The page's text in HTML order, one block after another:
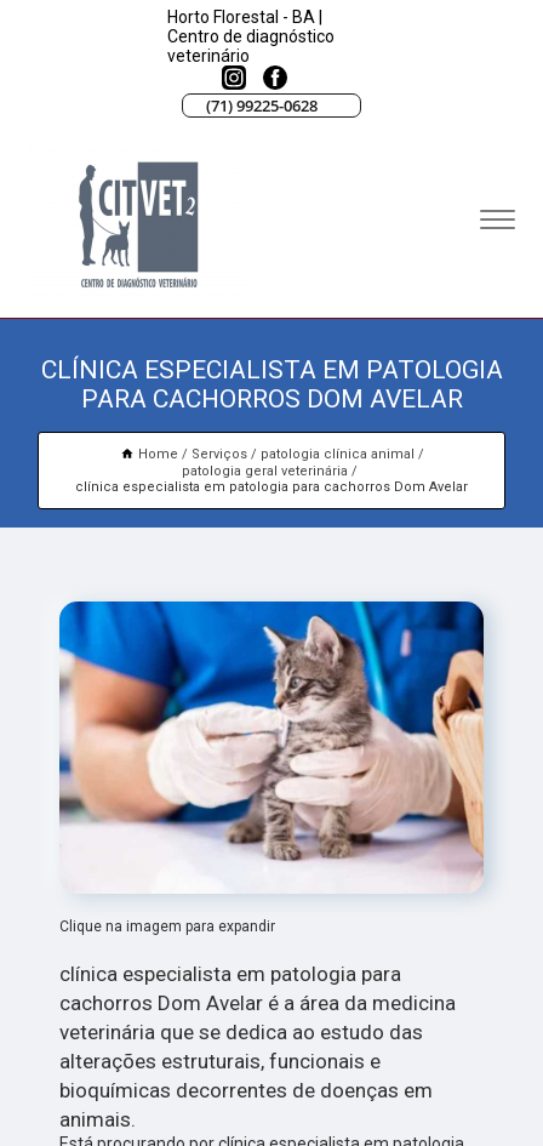
Horto Florestal - BA |
Centro de diagnóstico
veterinário
(71) 99225-0628
CLÍNICA ESPECIALISTA EM PATOLOGIA
PARA CACHORROS DOM AVELAR
Home Serviços
patologia clínica animal
patologia geral veterinária
clínica especialista em patologia para cachorros Dom Avelar
Clique na imagem para expandir
clínica especialista em patologia para
cachorros Dom Avelar é a área da medicina
veterinária que se dedica ao estudo das
alterações estruturais, funcionais e
bioquímicas decorrentes de doenças em
animais.